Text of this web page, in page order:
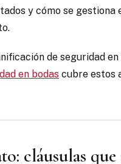
y cómo se gestiona
de seguridad
en bodas cubre estos
cláusulas